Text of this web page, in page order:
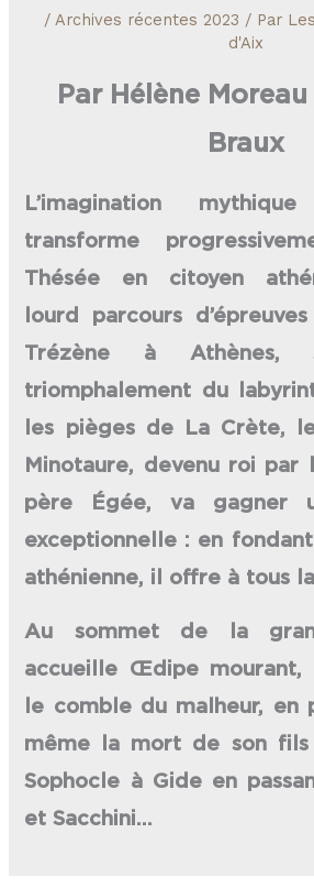
/ Archives récentes 2023 / Par
d'Aix
Par Hélène
Braux
L’imagination
transforme
Thésée en citoyen
lourd parcours
Trézène à Athènes,
triomphalement du
les pièges de La Crète,
Minotaure, devenu roi par
père Égée, va gagner
exceptionnelle : en
athénienne, il offre à tous
Au sommet de la
accueille Œdipe mourant,
le comble du malheur, en
même la mort de son fils
Sophocle à Gide en
et Sacchini…